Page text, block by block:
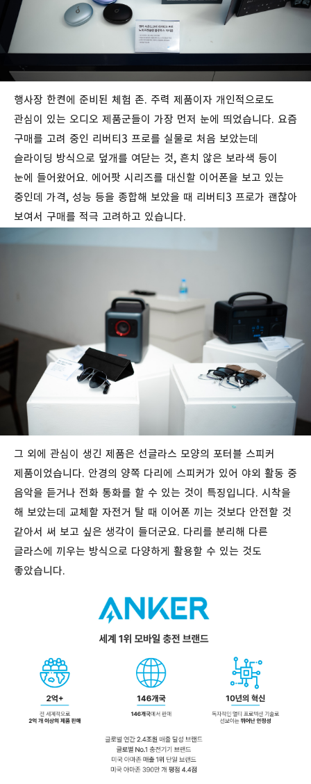
행사장 한켠에 준비된 체험 존. 주력 제품이자 개인적으로도
관심이 있는 오디오 제품군들이 가장 먼저 눈에 띄었습니다. 요즘
구매를 고려 중인 리버티3 프로를 실물로 처음 보았는데
슬라이딩 방식으로 덮개를 여닫는 것, 흔치 않은 보라색 등이
눈에 들어왔어요. 에어팟 시리즈를 대신할 이어폰을 보고 있는
중인데 가격, 성능 등을 종합해 보았을 때 리버티3 프로가 괜찮아
보여서 구매를 적극 고려하고 있습니다.
그 외에 관심이 생긴 제품은 선글라스 모양의 포터블 스피커
제품이었습니다. 안경의 양쪽 다리에 스피커가 있어 야외 활동 중
음악을 듣거나 전화 통화를 할 수 있는 것이 특징입니다. 시착을
해 보았는데 교체할 자전거 탈 때 이어폰 끼는 것보다 안전할 것
같아서 써 보고 싶은 생각이 들더군요. 다리를 분리해 다른
글라스에 끼우는 방식으로 다양하게 활용할 수 있는 것도
좋았습니다.